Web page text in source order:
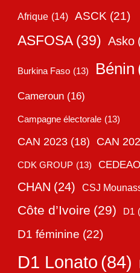
Afrique (14) ASCK (21)
ASFOSA (39) Asko
Burkina Faso (13) Bénin
Cameroun (16)
Campagne électorale (13)
CAN 2023 (18) CAN
CDK GROUP (13) CEDEAO
CHAN (24) CSJ
Côte d’Ivoire (29) D1
D1 féminine (22)
D1 Lonato (84)